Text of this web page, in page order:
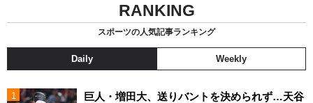
RANKING
スポーツの人気記事ランキング
Daily Weekly
巨人・増田大、送りバントを決められず…天谷